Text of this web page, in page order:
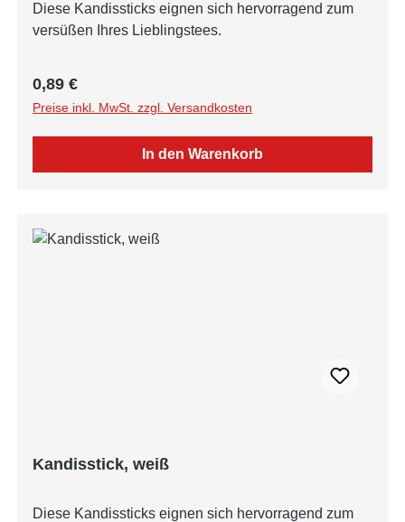
Diese Kandissticks eignen sich hervorragend zum
versüßen Ihres Lieblingstees.
Regulärer Preis:
0,89 €
Preise inkl. MwSt. zzgl. Versandkosten
In den Warenkorb
Kandisstick, weiß
Diese Kandissticks eignen sich hervorragend zum